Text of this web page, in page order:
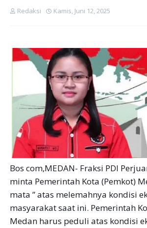
Redaksi Kamis, Juni 12, 2025
Bos com,MEDAN- Fraksi PDI
minta Pemerintah Kota (Pemkot)
mata ” atas melemahnya kondisi
masyarakat saat ini. Pemerintah
Medan harus peduli atas kondisi